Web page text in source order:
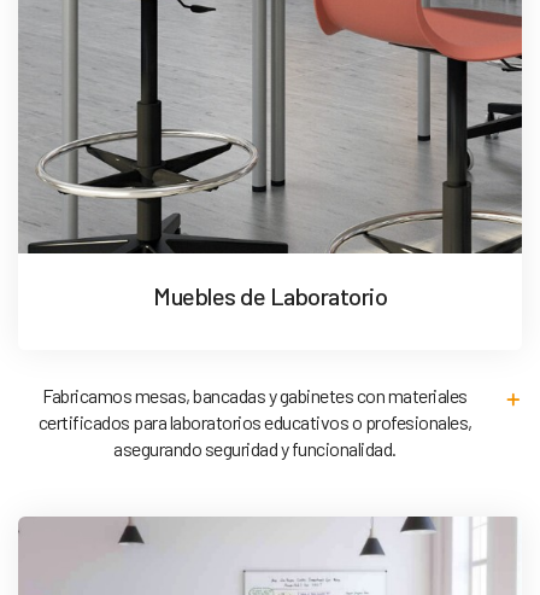
Muebles de Laboratorio
Fabricamos mesas, bancadas y gabinetes con materiales
certificados para laboratorios educativos o profesionales,
asegurando seguridad y funcionalidad.